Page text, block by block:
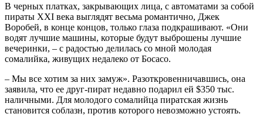
В черных платках, закрывающих лица, с автоматами за собой
пираты XXI века выглядят весьма романтично, Джек
Воробей, в конце концов, только глаза подкрашивают. «Они
водят лучшие машины, которые будут выброшены лучшие
вечеринки, – с радостью делилась со мной молодая
сомалийка, живущих недалеко от Босасо.
– Мы все хотим за них замуж». Разоткровенничавшись, она
заявила, что ее друг-пират недавно подарил ей $350 тыс.
наличными. Для молодого сомалийца пиратская жизнь
становится соблазн, против которого невозможно устоять.